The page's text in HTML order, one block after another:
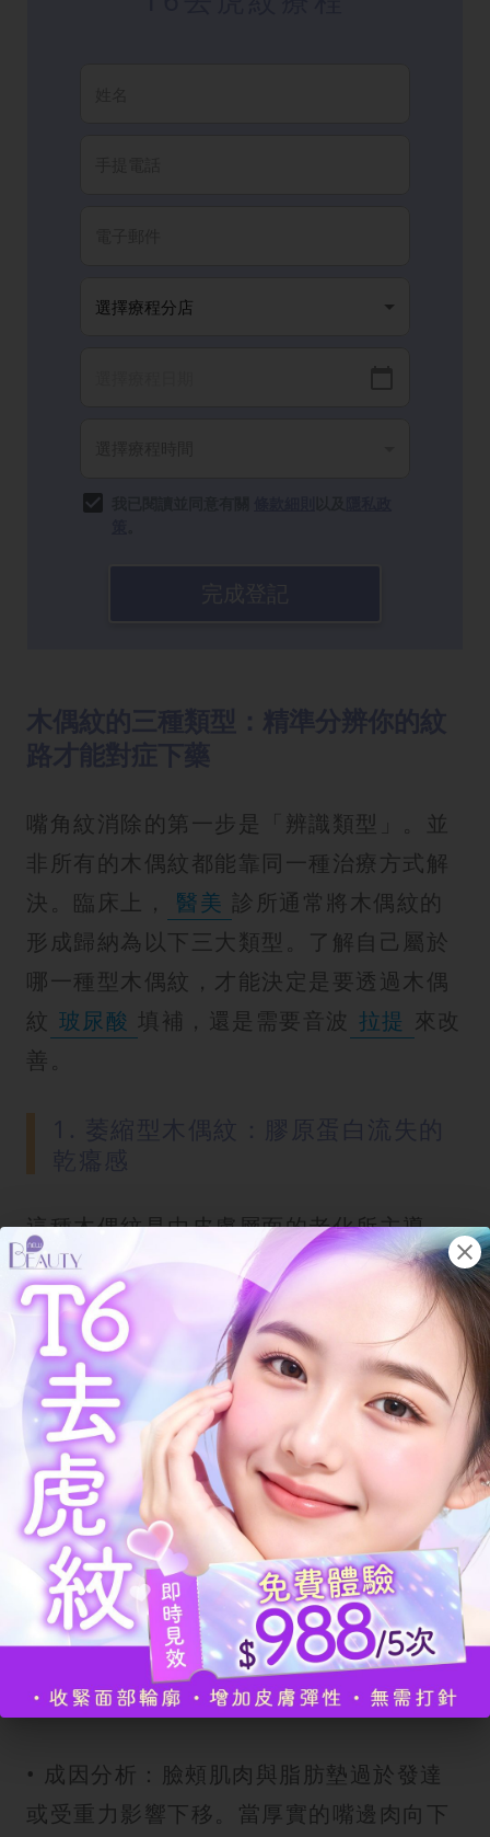
嘴角紋消除的第一步是「辨識類型」。並
非所有的木偶紋都能靠同一種治療方式解
決。臨床上，
醫美 診所通常將木偶紋的
形成歸納為以下三大類型。了解自己屬於
哪一種型木偶紋，才能決定是要透過木偶
紋 玻尿酸 填補，還是需要音波 拉提 來改
善。
這種木偶紋是由皮膚層面的老化所主導。
• 成因分析：隨著年齡增長，真皮層中的
膠原蛋白與彈力纖維斷裂。這類人的臉部
肌膚通常較薄，且常伴隨肌務過度乾燥。
• 視覺特徵：看起來像是被揉皺的紙張，
紋路較淺但密集。在沒做表情時也會有細
細的靜態紋出現在嘴角下方。
2. 肥厚型木偶紋：脂肪擠壓出的
「肉溝」
這類型的木偶紋與脂肪分布息息相關，常
見於臉部較肉、有明顯嘴邊肉的人。
• 成因分析：臉頰肌肉與脂肪墊過於發達
或受重力影響下移。當厚實的嘴邊肉向下